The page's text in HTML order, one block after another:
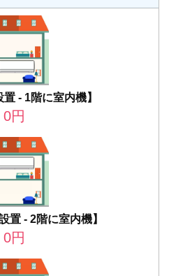
置 - 1階に室内機】
0円
置 - 2階に室内機】
0円